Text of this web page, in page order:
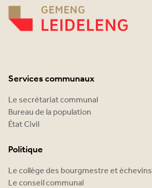
Services communaux
Le secrétariat communal
Bureau de la population
État Civil
Politique
Le collège des bourgmestre et échevins
Le conseil communal